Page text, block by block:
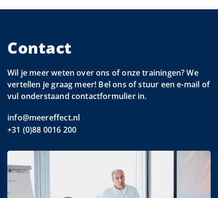
Contact
Wil je meer weten over ons of onze trainingen? We
vertellen je graag meer! Bel ons of stuur een e-mail of
vul onderstaand contactformulier in.
info@meereffect.nl
+31 (0)88 0016 200